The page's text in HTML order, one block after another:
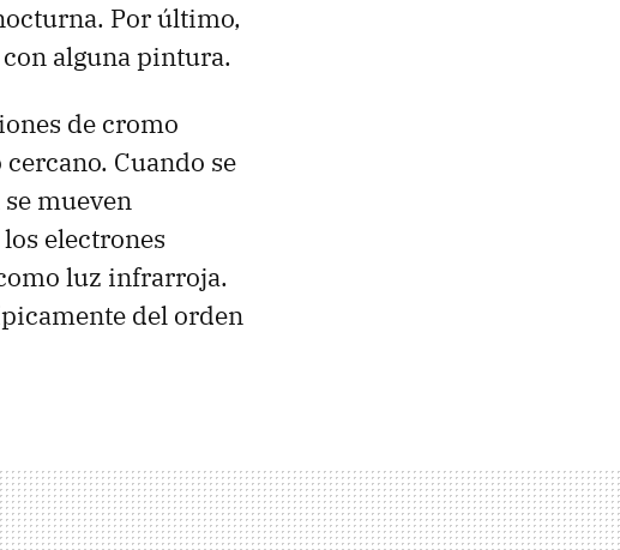
Por último,
alguna pintura.
de cromo
Cuando se
mueven
electrones
luz infrarroja.
del orden